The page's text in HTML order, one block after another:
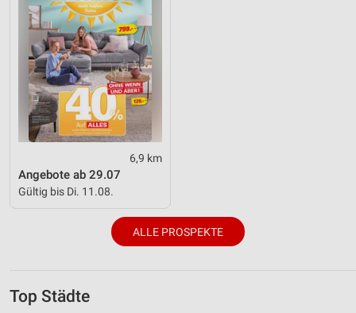
6,9 km
Angebote ab 29.07
Gültig bis Di. 11.08.
ALLE PROSPEKTE
Top Städte